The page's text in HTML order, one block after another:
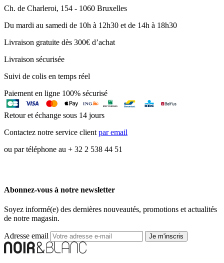
Ch. de Charleroi, 154 - 1060 Bruxelles
Du mardi au samedi de 10h à 12h30 et de 14h à 18h30
Livraison gratuite dès 300€ d’achat
Livraison sécurisée
Suivi de colis en temps réel
Paiement en ligne 100% sécurisé
Retour et échange sous 14 jours
Contactez notre service clientpar email
ou par téléphone au + 32 2 538 44 51
Abonnez-vous à notre newsletter
Soyez informé(e) des dernières nouveautés, promotions et actualités
de notre magasin.
Adresse email Je m'inscris